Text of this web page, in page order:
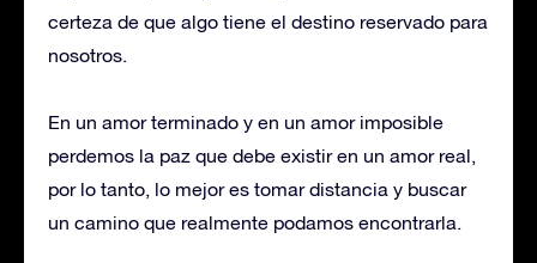
certeza de que algo tiene el destino reservado para
nosotros.
En un amor terminado y en un amor imposible
perdemos la paz que debe existir en un amor real,
por lo tanto, lo mejor es tomar distancia y buscar
un camino que realmente podamos encontrarla.